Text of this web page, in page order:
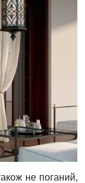
не поганий,